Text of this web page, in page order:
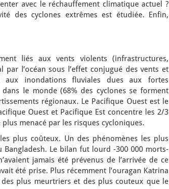
avec le réchauffement climatique actuel ?
des cyclones extrêmes est étudiée. Enfin,
liés aux vents violents (infrastructures,
l’océan sous l’effet conjugué des vents et
aux inondations fluviales dues aux fortes
le monde (68% des cyclones se forment
régionaux. Le Pacifique Ouest est le
Ouest et Pacifique Est concentre les 2/3
menacé par les risques cycloniques.
plus coûteux. Un des phénomènes les plus
Bangladesh. Le bilan fut lourd -300 000 morts-
jamais été prévenus de l’arrivée de ce
été prise. Plus récemment l’ouragan Katrina
des plus meurtriers et des plus couteux que le